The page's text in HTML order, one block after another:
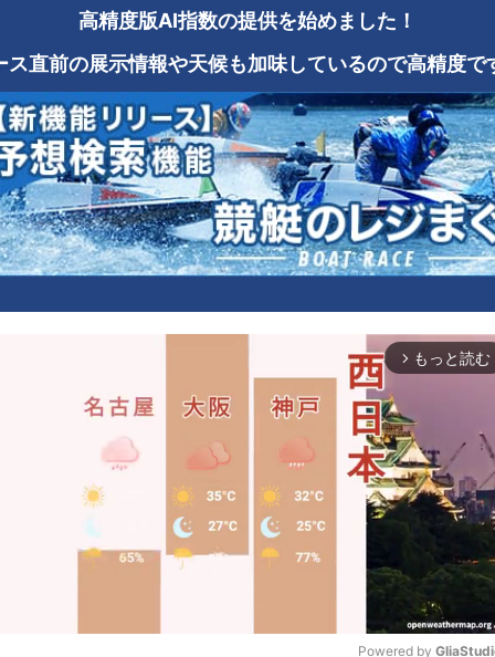
高精度版AI指数の提供を始めました！
ス直前の展示情報や天候も加味しているので高精度で
arrow_forward_ios もっと読む
Powered by